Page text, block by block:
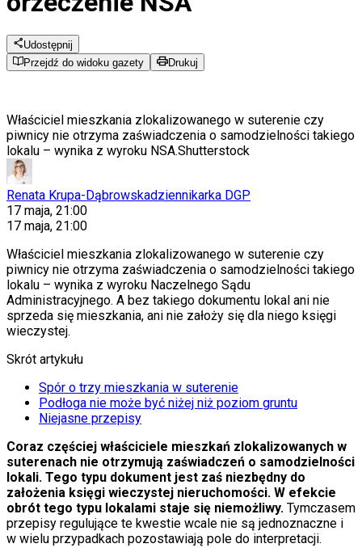
Udostępnij
Przejdź do widoku gazety
Drukuj
Właściciel mieszkania zlokalizowanego w suterenie czy
piwnicy nie otrzyma zaświadczenia o samodzielności takiego
lokalu – wynika z wyroku NSA.Shutterstock
Renata Krupa-Dąbrowskadziennikarka DGP
17 maja, 21:00
17 maja, 21:00
Właściciel mieszkania zlokalizowanego w suterenie czy
piwnicy nie otrzyma zaświadczenia o samodzielności takiego
lokalu – wynika z wyroku Naczelnego Sądu
Administracyjnego. A bez takiego dokumentu lokal ani nie
sprzeda się mieszkania, ani nie założy się dla niego księgi
wieczystej.
Skrót artykułu
Spór o trzy mieszkania w suterenie
Podłoga nie może być niżej niż poziom gruntu
Niejasne przepisy
Coraz częściej właściciele mieszkań zlokalizowanych w
suterenach nie otrzymują zaświadczeń o samodzielności
lokali. Tego typu dokument jest zaś niezbędny do
założenia księgi wieczystej nieruchomości. W efekcie
obrót tego typu lokalami staje się niemożliwy. Tymczasem
przepisy regulujące te kwestie wcale nie są jednoznaczne i
w wielu przypadkach pozostawiają pole do interpretacji.